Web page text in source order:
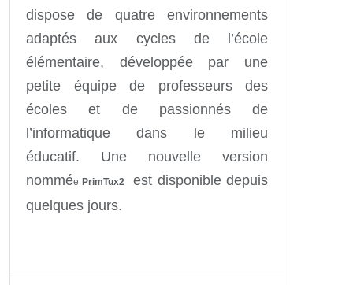
dispose de quatre environnements
adaptés aux cycles de l’école
élémentaire, développée par une
petite équipe de professeurs des
écoles et de passionnés de
l’informatique dans le milieu
éducatif. Une nouvelle version
nomméePrimTux2
est disponible depuis
quelques jours.